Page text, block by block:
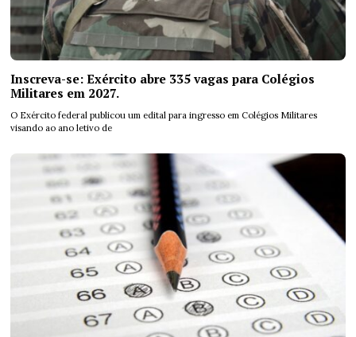
Inscreva-se: Exército abre 335 vagas para Colégios
Militares em 2027.
O Exército federal publicou um edital para ingresso em Colégios Militares
visando ao ano letivo de